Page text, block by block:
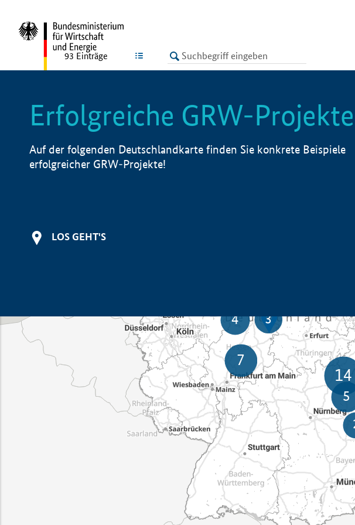
LISTE
93 Einträge
Erfolgreiche GRW-Projekte
Auf der folgenden Deutschlandkarte finden Sie konkrete Beispiele
erfolgreicher GRW-Projekte!
LOS GEHT'S